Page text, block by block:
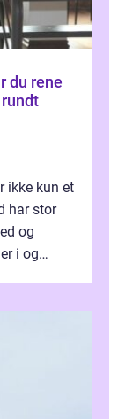
ikke kun et
har stor
og
i og